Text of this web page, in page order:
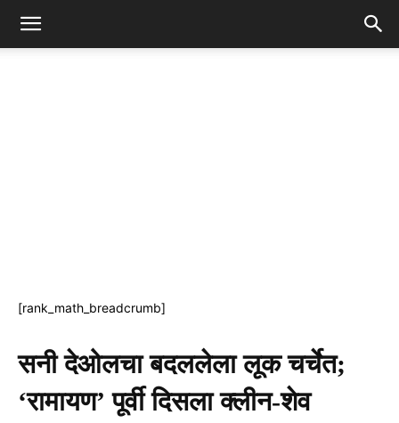
[rank_math_breadcrumb]
सनी देओलचा बदललेला लूक चर्चेत;
‘रामायण’ पूर्वी दिसला क्लीन-शेव